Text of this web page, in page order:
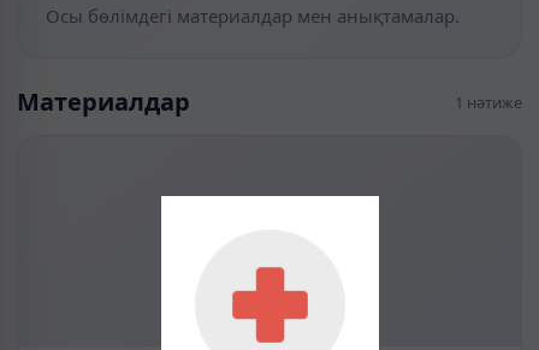
Осы бөлімдегі материалдар мен анықтамалар.
Материалдар 1 нәтиже